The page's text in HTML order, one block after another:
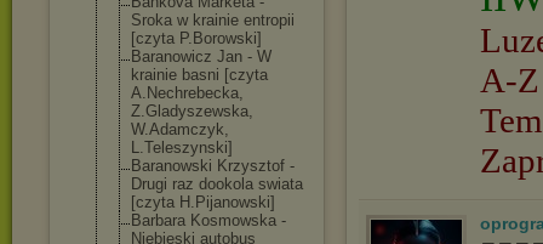
Sroka w krainie entropii
[czyta P.Borowski]
Baranowicz Jan - W
krainie basni [czyta
A.Nechrebecka,
Z.Gladyszewska,
W.Adamczyk,
L.Teleszynski]
Baranowski Krzysztof -
Drugi raz dookola swiata
[czyta H.Pijanowski]
Barbara Kosmowska -
Niebieski autobus
A-